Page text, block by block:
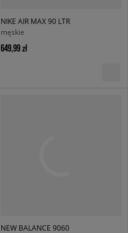
NIKE AIR MAX 90 LTR
męskie
649,99 zł
NEW BALANCE 9060